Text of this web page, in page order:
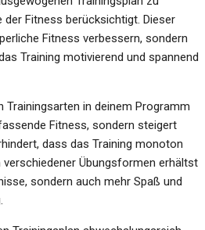
der Fitness berücksichtigt. Dieser
Fitness verbessern, sondern
Training motivierend und spannend
Trainingsarten in deinem Programm
Fitness, sondern steigert
dass das Training monoton
Übungsformen erhältst
sondern auch mehr Spaß und